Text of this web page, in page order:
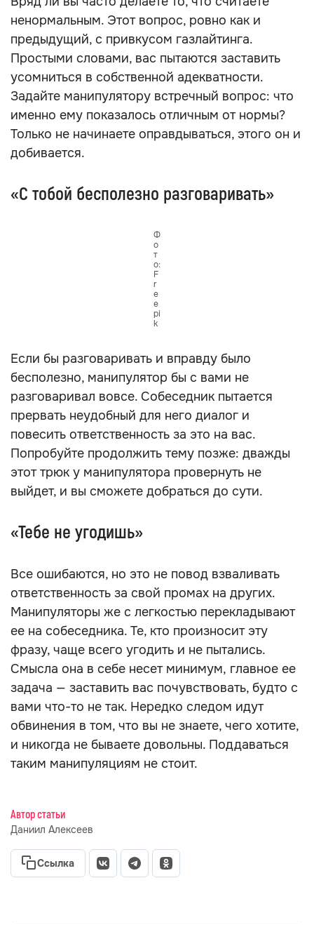
ваше нормальное поведение воспринимает как
разновидность психоза. Продолжайте
говорить на языке фактов. Манипулятор
пытается сбить вас с мысли и заставить
реагировать эмоционально, чтобы свести
разговор на нет.
«Ты считаешь, это нормально?»
Вряд ли вы часто делаете то, что считаете
предыдущий, с привкусом газлайтинга.
Простыми словами, вас пытаются заставить
усомниться в собственной адекватности.
Задайте манипулятору встречный вопрос: что
именно ему показалось отличным от нормы?
добивается.
«С тобой бесполезно разговаривать»
Если бы разговаривать и вправду было
прервать неудобный для него диалог и
повесить ответственность за это на вас.
Попробуйте продолжить тему позже: дважды
этот трюк у манипулятора провернуть не